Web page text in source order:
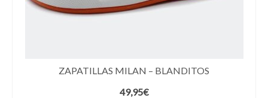
ZAPATILLAS MILAN – BLANDITOS
49,95€